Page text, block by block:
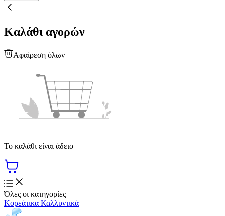
Καλάθι αγορών
Αφαίρεση όλων
Το καλάθι είναι άδειο
Όλες οι κατηγορίες
Κορεάτικα Καλλυντικά